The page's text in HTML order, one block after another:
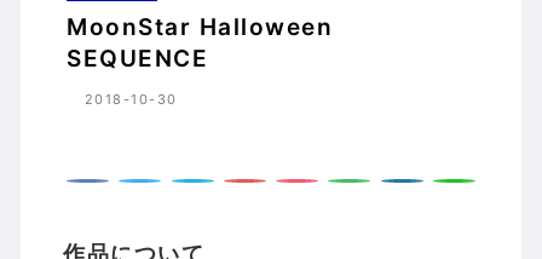
MoonStar Halloween
SEQUENCE
2018-10-30
作品について